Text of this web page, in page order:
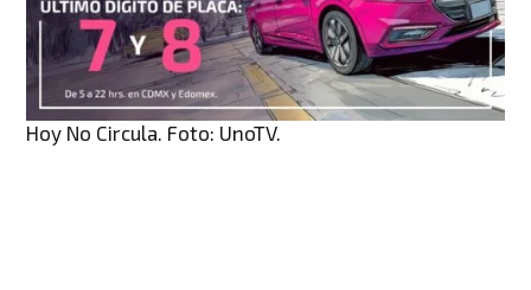
Hoy No Circula. Foto: UnoTV.